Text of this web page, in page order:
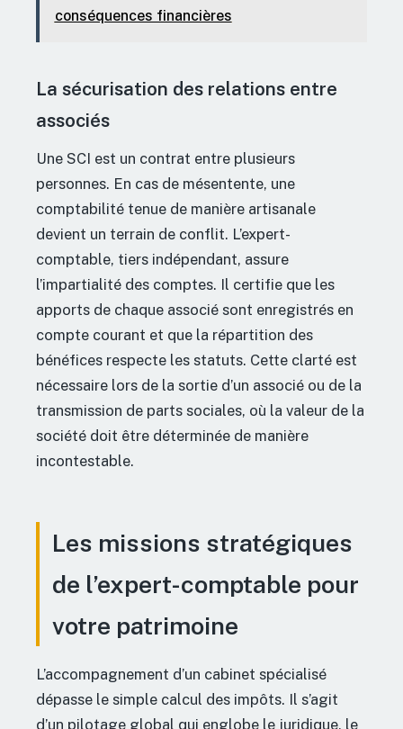
conséquences financières
La sécurisation des relations entre
associés
Une SCI est un contrat entre plusieurs
personnes. En cas de mésentente, une
comptabilité tenue de manière artisanale
devient un terrain de conflit. L’expert-
comptable, tiers indépendant, assure
l’impartialité des comptes. Il certifie que les
apports de chaque associé sont enregistrés en
compte courant et que la répartition des
bénéfices respecte les statuts. Cette clarté est
nécessaire lors de la sortie d’un associé ou de la
transmission de parts sociales, où la valeur de la
société doit être déterminée de manière
incontestable.
Les missions stratégiques
de l’expert-comptable pour
votre patrimoine
L’accompagnement d’un cabinet spécialisé
dépasse le simple calcul des impôts. Il s’agit
d’un pilotage global qui englobe le juridique, le